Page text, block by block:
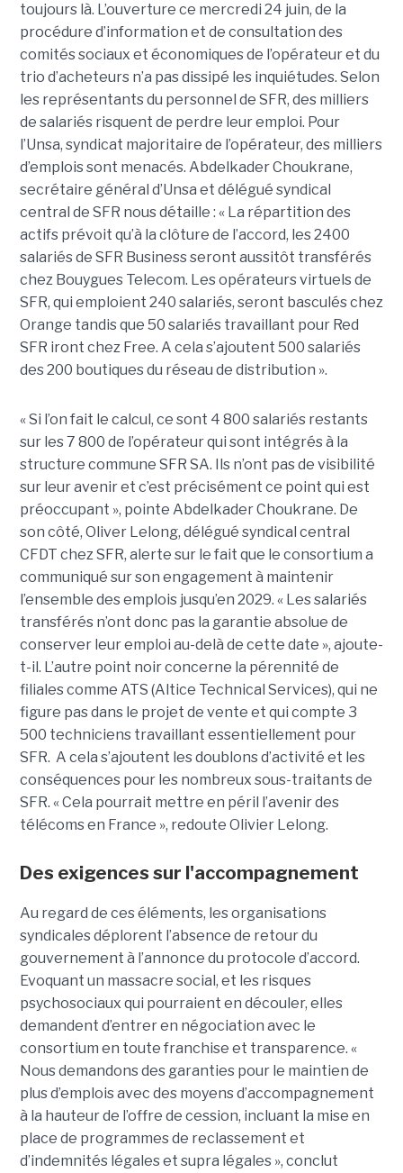
toujours là. L’ouverture ce mercredi 24 juin, de la
procédure d’information et de consultation des
comités sociaux et économiques de l’opérateur et du
trio d’acheteurs n’a pas dissipé les inquiétudes. Selon
les représentants du personnel de SFR, des milliers
de salariés risquent de perdre leur emploi. Pour
l’Unsa, syndicat majoritaire de l’opérateur, des milliers
d’emplois sont menacés. Abdelkader Choukrane,
secrétaire général d’Unsa et délégué syndical
central de SFR nous détaille : « La répartition des
actifs prévoit qu’à la clôture de l’accord, les 2400
salariés de SFR Business seront aussitôt transférés
chez Bouygues Telecom. Les opérateurs virtuels de
SFR, qui emploient 240 salariés, seront basculés chez
Orange tandis que 50 salariés travaillant pour Red
SFR iront chez Free. A cela s’ajoutent 500 salariés
des 200 boutiques du réseau de distribution ».
« Si l’on fait le calcul, ce sont 4 800 salariés restants
sur les 7 800 de l’opérateur qui sont intégrés à la
structure commune SFR SA. Ils n’ont pas de visibilité
sur leur avenir et c’est précisément ce point qui est
préoccupant », pointe Abdelkader Choukrane. De
son côté, Oliver Lelong, délégué syndical central
CFDT chez SFR, alerte sur le fait que le consortium a
communiqué sur son engagement à maintenir
l’ensemble des emplois jusqu’en 2029. « Les salariés
transférés n’ont donc pas la garantie absolue de
conserver leur emploi au-delà de cette date », ajoute-
t-il. L’autre point noir concerne la pérennité de
filiales comme ATS (Altice Technical Services), qui ne
figure pas dans le projet de vente et qui compte 3
500 techniciens travaillant essentiellement pour
SFR. A cela s’ajoutent les doublons d’activité et les
conséquences pour les nombreux sous-traitants de
SFR. « Cela pourrait mettre en péril l’avenir des
télécoms en France », redoute Olivier Lelong.
Des exigences sur l'accompagnement
Au regard de ces éléments, les organisations
syndicales déplorent l’absence de retour du
gouvernement à l’annonce du protocole d’accord.
Evoquant un massacre social, et les risques
psychosociaux qui pourraient en découler, elles
demandent d’entrer en négociation avec le
consortium en toute franchise et transparence. «
Nous demandons des garanties pour le maintien de
plus d’emplois avec des moyens d’accompagnement
à la hauteur de l’offre de cession, incluant la mise en
place de programmes de reclassement et
d’indemnités légales et supra légales », conclut